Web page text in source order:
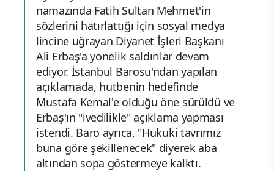
namazında Fatih Sultan Mehmet'in
sözlerini hatırlattığı için sosyal medya
lincine uğrayan Diyanet İşleri Başkanı
Ali Erbaş'a yönelik saldırılar devam
ediyor. İstanbul Barosu'ndan yapılan
açıklamada, hutbenin hedefinde
Mustafa Kemal'e olduğu öne sürüldü ve
Erbaş'ın "ivedilikle" açıklama yapması
istendi. Baro ayrıca, "Hukuki tavrımız
buna göre şekillenecek" diyerek aba
altından sopa göstermeye kalktı.